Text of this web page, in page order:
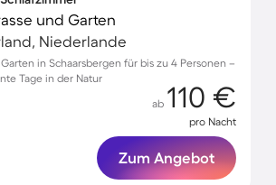
und Garten
Niederlande
in Schaarsbergen für bis zu 4 Personen –
Tage in der Natur
ab 110 €
pro Nacht
Zum Angebot